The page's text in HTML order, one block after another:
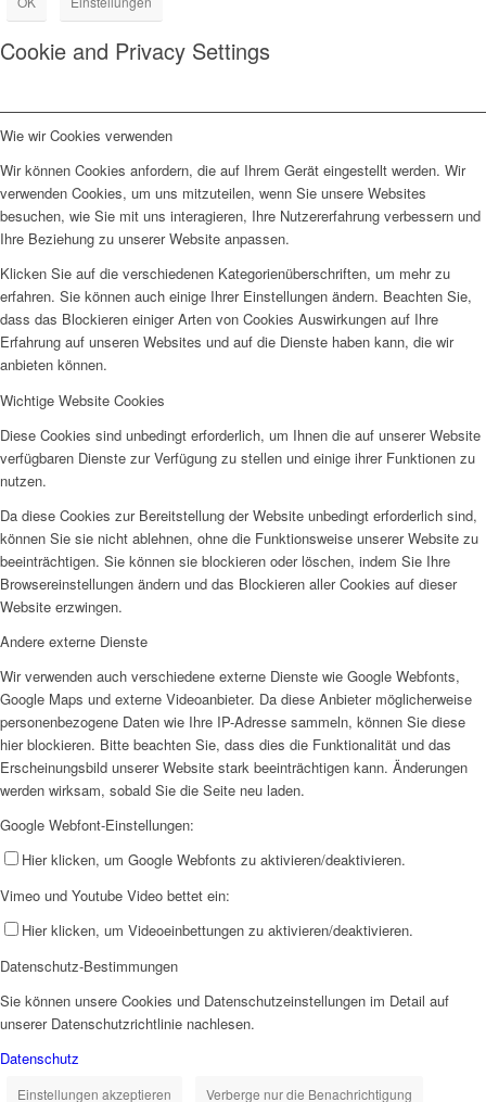
Cookie and Privacy Settings
Wie wir Cookies verwenden
Wir können Cookies anfordern, die auf Ihrem Gerät eingestellt werden. Wir
verwenden Cookies, um uns mitzuteilen, wenn Sie unsere Websites
besuchen, wie Sie mit uns interagieren, Ihre Nutzererfahrung verbessern und
Ihre Beziehung zu unserer Website anpassen.
Klicken Sie auf die verschiedenen Kategorienüberschriften, um mehr zu
erfahren. Sie können auch einige Ihrer Einstellungen ändern. Beachten Sie,
dass das Blockieren einiger Arten von Cookies Auswirkungen auf Ihre
Erfahrung auf unseren Websites und auf die Dienste haben kann, die wir
anbieten können.
Wichtige Website Cookies
Diese Cookies sind unbedingt erforderlich, um Ihnen die auf unserer Website
verfügbaren Dienste zur Verfügung zu stellen und einige ihrer Funktionen zu
nutzen.
Da diese Cookies zur Bereitstellung der Website unbedingt erforderlich sind,
können Sie sie nicht ablehnen, ohne die Funktionsweise unserer Website zu
beeinträchtigen. Sie können sie blockieren oder löschen, indem Sie Ihre
Browsereinstellungen ändern und das Blockieren aller Cookies auf dieser
Website erzwingen.
Andere externe Dienste
Wir verwenden auch verschiedene externe Dienste wie Google Webfonts,
Google Maps und externe Videoanbieter. Da diese Anbieter möglicherweise
personenbezogene Daten wie Ihre IP-Adresse sammeln, können Sie diese
hier blockieren. Bitte beachten Sie, dass dies die Funktionalität und das
Erscheinungsbild unserer Website stark beeinträchtigen kann. Änderungen
werden wirksam, sobald Sie die Seite neu laden.
Google Webfont-Einstellungen:
Hier klicken, um Google Webfonts zu aktivieren/deaktivieren.
Vimeo und Youtube Video bettet ein:
Hier klicken, um Videoeinbettungen zu aktivieren/deaktivieren.
Datenschutz-Bestimmungen
Sie können unsere Cookies und Datenschutzeinstellungen im Detail auf
unserer Datenschutzrichtlinie nachlesen.
Datenschutz
Einstellungen akzeptieren Verberge nur die Benachrichtigung